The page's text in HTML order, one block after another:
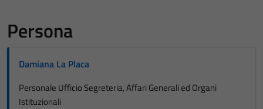
Persona
Damiana La Placa
Personale Ufficio Segreteria, Affari Generali ed Organi
Istituzionali